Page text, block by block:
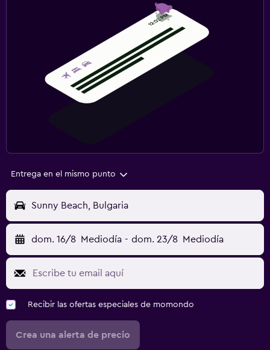
Entrega en el mismo punto
Sunny Beach, Bulgaria
dom. 16/8 Mediodía - dom. 23/8 Mediodía
Recibir las ofertas especiales de momondo
Crea una alerta de precio